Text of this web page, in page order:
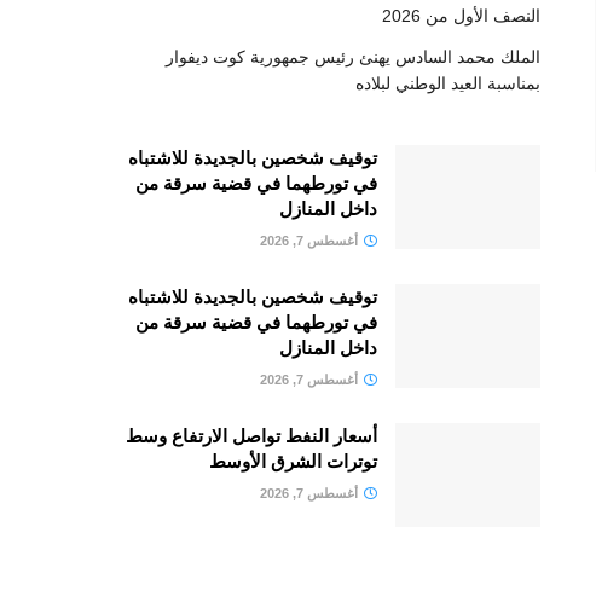
النصف الأول من 2026
الملك محمد السادس يهنئ رئيس جمهورية كوت ديفوار
بمناسبة العيد الوطني لبلاده
توقيف شخصين بالجديدة للاشتباه
في تورطهما في قضية سرقة من
داخل المنازل
أغسطس 7, 2026
توقيف شخصين بالجديدة للاشتباه
في تورطهما في قضية سرقة من
داخل المنازل
أغسطس 7, 2026
أسعار النفط تواصل الارتفاع وسط
توترات الشرق الأوسط
أغسطس 7, 2026